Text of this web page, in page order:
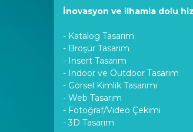
İnovasyon ve ilhamla dolu
- Katalog Tasarım
- Broşür Tasarım
- Insert Tasarım
- Indoor ve Outdoor Tasarım
- Görsel Kimlik Tasarımı
- Web Tasarım
- Fotoğraf/Video Çekimi
- 3D Tasarım